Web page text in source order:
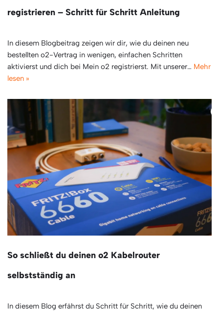
registrieren – Schritt für Schritt Anleitung
In diesem Blogbeitrag zeigen wir dir, wie du deinen neu
bestellten o2-Vertrag in wenigen, einfachen Schritten
aktivierst und dich bei Mein o2 registrierst. Mit unserer… Mehr
lesen »
So schließt du deinen o2 Kabelrouter
selbstständig an
In diesem Blog erfährst du Schritt für Schritt, wie du deinen